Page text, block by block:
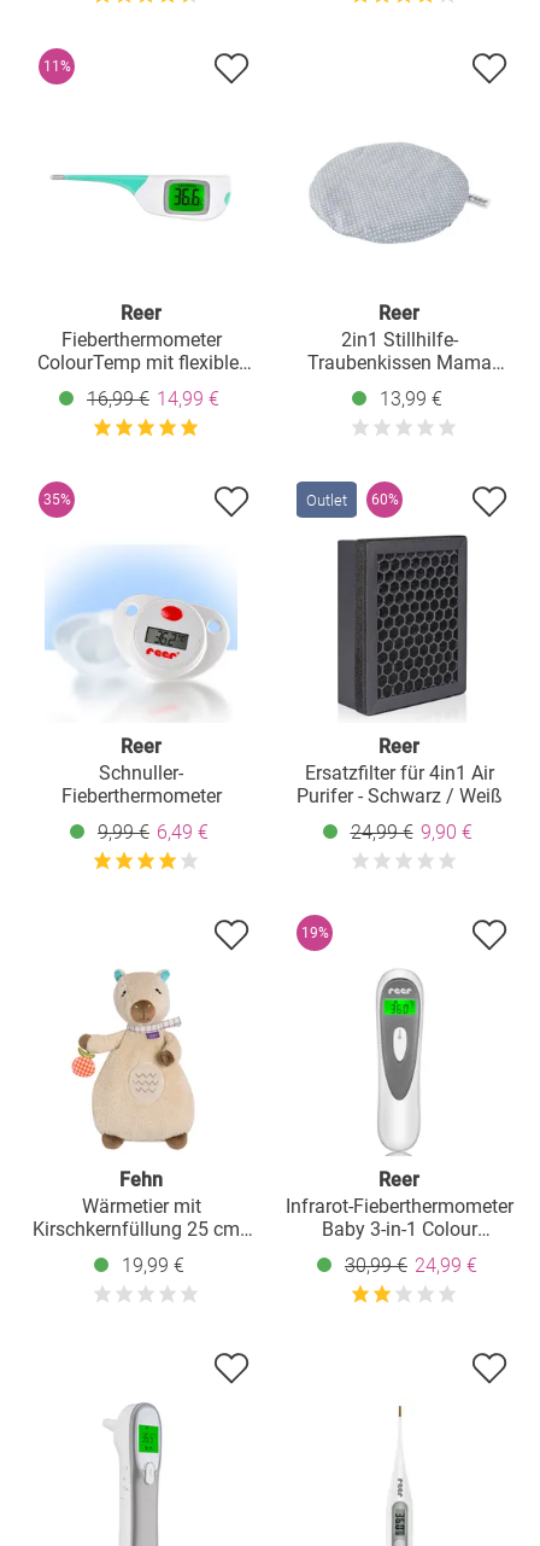
11%
Reer
Fieberthermometer
ColourTemp mit flexibler
Spitze
16,99 € 14,99 €
Reer
2in1 Stillhilfe-
Traubenkissen Mama
wärmt und kühlt zugleich -
Grau
13,99 €
35%
Reer
Schnuller-
Fieberthermometer
9,99 € 6,49 €
Outlet 60%
Reer
Ersatzfilter für 4in1 Air
Purifer - Schwarz / Weiß
24,99 € 9,90 €
Fehn
Wärmetier mit
Kirschkernfüllung 25 cm -
Capybara
19,99 €
19%
Reer
Infrarot-Fieberthermometer
Baby 3-in-1 Colour
SoftTemp für Ohr und Stirn
30,99 € 24,99 €